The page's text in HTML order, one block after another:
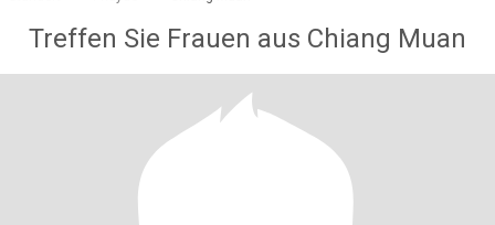
Treffen Sie Frauen aus Chiang Muan